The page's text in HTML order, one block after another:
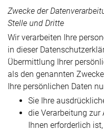
Zwecke der
Stelle und Dritte
Wir verarbeiten Ihre
in dieser
Übermittlung Ihrer
als den genannten
Ihre persönlichen Daten
Sie Ihre
die Verarbeitung
Ihnen erforderlich ist,